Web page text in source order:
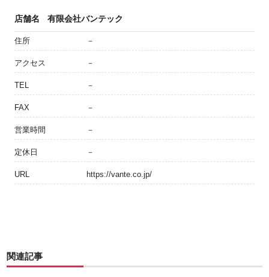
店舗名 有限会社バンテック
住所 －
アクセス －
TEL －
FAX －
営業時間 －
定休日 －
URL https://vante.co.jp/
関連記事